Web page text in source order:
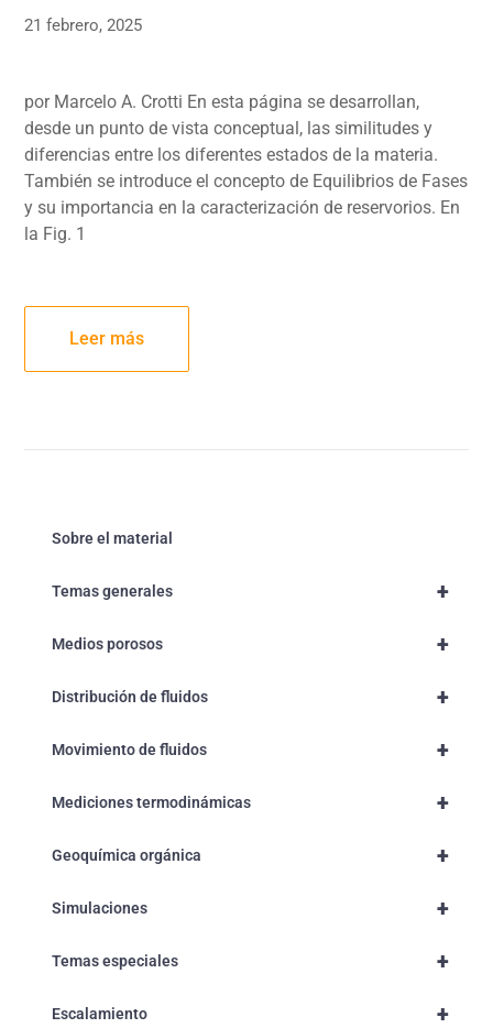
21 febrero, 2025
por Marcelo A. Crotti En esta página se desarrollan,
desde un punto de vista conceptual, las similitudes y
diferencias entre los diferentes estados de la materia.
También se introduce el concepto de Equilibrios de Fases
y su importancia en la caracterización de reservorios. En
la Fig. 1
Leer más
Sobre el material
+
Temas generales
+
Medios porosos
+
Distribución de fluidos
+
Movimiento de fluidos
+
Mediciones termodinámicas
+
Geoquímica orgánica
+
Simulaciones
+
Temas especiales
+
Escalamiento